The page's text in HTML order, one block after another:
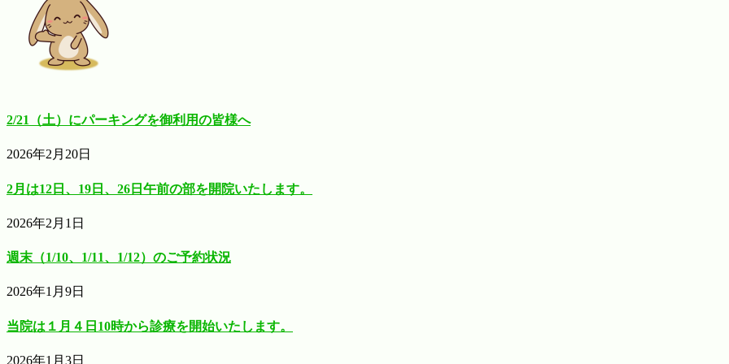
2/21（土）にパーキングを御利用の皆様へ
2026年2月20日
2月は12日、19日、26日午前の部を開院いたします。
2026年2月1日
週末（1/10、1/11、1/12）のご予約状況
2026年1月9日
当院は１月４日10時から診療を開始いたします。
2026年1月3日